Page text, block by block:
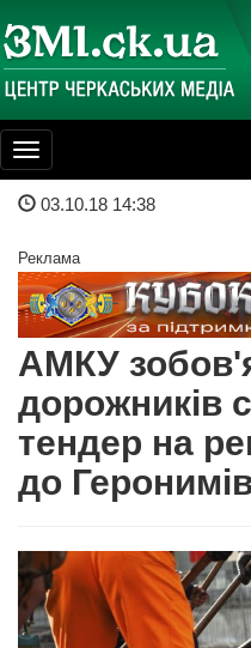
Toggle
navigation
03.10.18 14:38
Реклама
АМКУ
дорожників
тендер на
до